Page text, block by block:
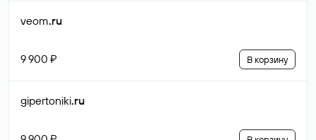
veom.ru
9 900 ₽ В корзину
gipertoniki.ru